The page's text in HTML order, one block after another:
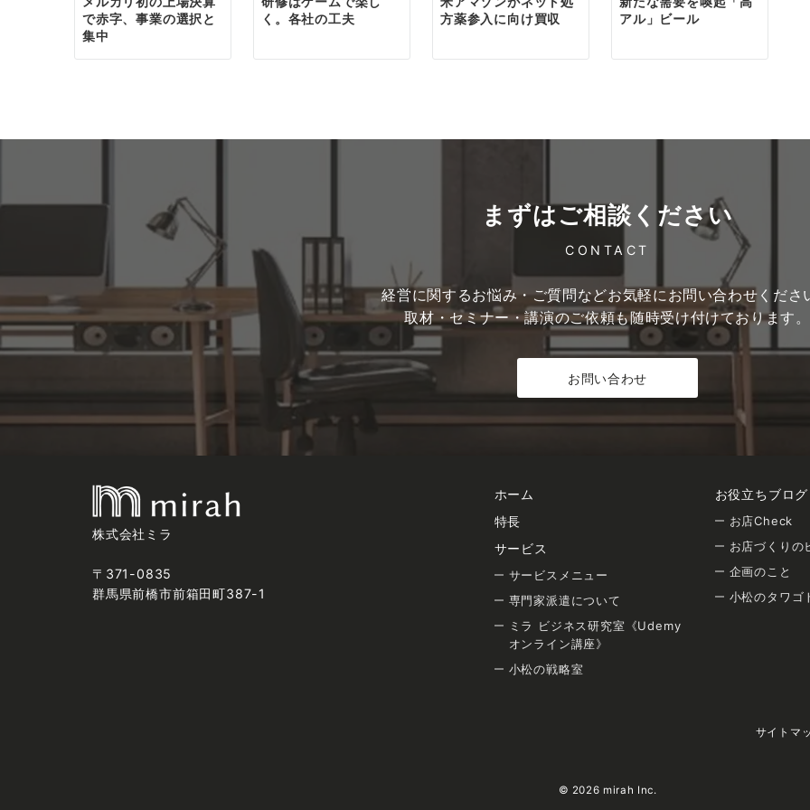
で赤字、事業の選択と
集中
く。各社の工夫
方薬参入に向け買収
アル」ビール
まずはご相談ください
CONTACT
経営に関するお悩み・ご質問などお気軽にお問い合わせくださ
取材・セミナー・講演のご依頼も随時受け付けております。
お問い合わせ
株式会社ミラ
〒371-0835
群馬県前橋市前箱田町387-1
ホーム
特長
サービス
サービスメニュー
専門家派遣について
ミラ ビジネス研究室《Udemy
オンライン講座》
小松の戦略室
お役立ちブログ
お店Check
お店づくりの
企画のこと
小松のタワゴ
サイトマ
© 2026 mirah Inc.